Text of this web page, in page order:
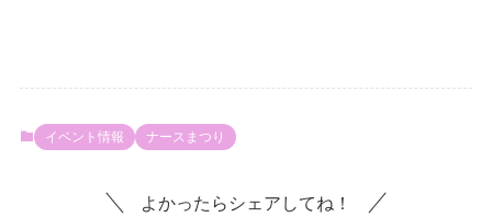
イベント情報 ナースまつり
よかったらシェアしてね！